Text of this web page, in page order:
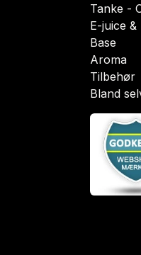
Tanke -
E-juice
Base
Aroma
Tilbehør
Bland